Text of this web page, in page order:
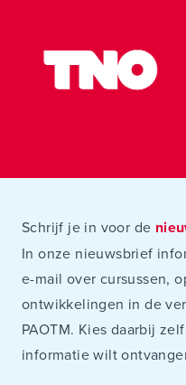
Schrijf je in voor de
In onze nieuwsbrief
e-mail over cursussen,
ontwikkelingen in de
PAOTM. Kies daarbij
informatie wilt